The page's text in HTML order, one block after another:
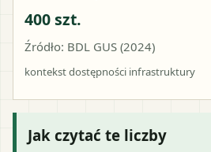
400 szt.
Źródło: BDL GUS (2024)
kontekst dostępności infrastruktury
Jak czytać te liczby